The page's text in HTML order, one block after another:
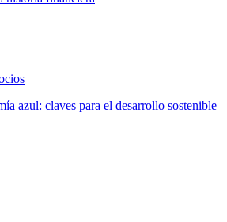
azul: claves para el desarrollo sostenible